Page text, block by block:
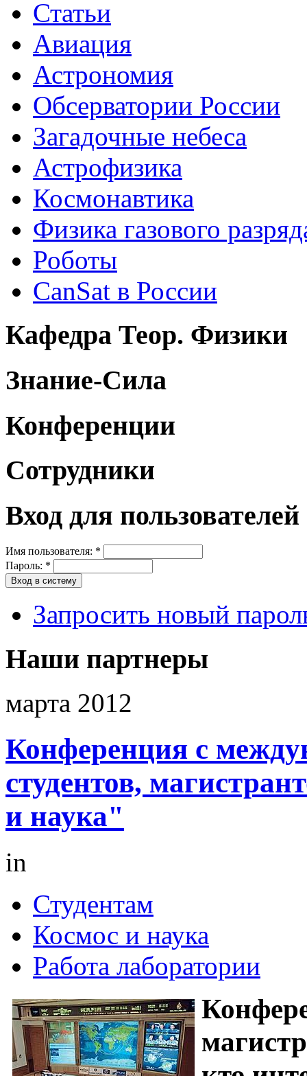
Статьи
Авиация
Астрономия
Обсерватории России
Загадочные небеса
Астрофизика
Космонавтика
Физика газового
Роботы
CanSat в России
Кафедра Теор. Физики
Знание-Сила
Конференции
Сотрудники
Вход для пользователей
Имя пользователя: *
Пароль: *
Запросить новый
Наши партнеры
марта 2012
Конференция с
студентов,
и наука"
in
Студентам
Космос и наука
Работа лаборатории